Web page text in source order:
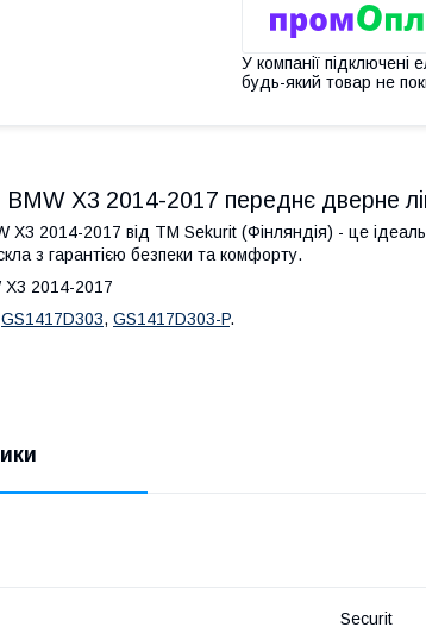
У компанії підключені
будь-який товар не
BMW X3 2014-2017 переднє дверне
X3 2014-2017 від ТМ Sekurit (Фінляндія) - це
з гарантією безпеки та комфорту.
X3 2014-2017
GS1417D303, GS1417D303-P.
Securit